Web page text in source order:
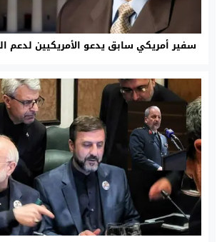
سفير أمريكي سابق يدعو الأمريكيين لدعم